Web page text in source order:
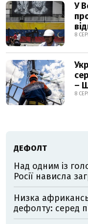
У
8
–
8
ДЕФОЛТ
Над одним із
Росії нависла
Низка
дефолту: серед